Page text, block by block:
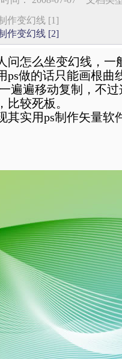
作变幻线 [1]
作变幻线 [2]
问怎么坐变幻线，一
ps做的话只能画根曲
遍遍移动复制，不
比较死板。
其实用ps制作矢量软